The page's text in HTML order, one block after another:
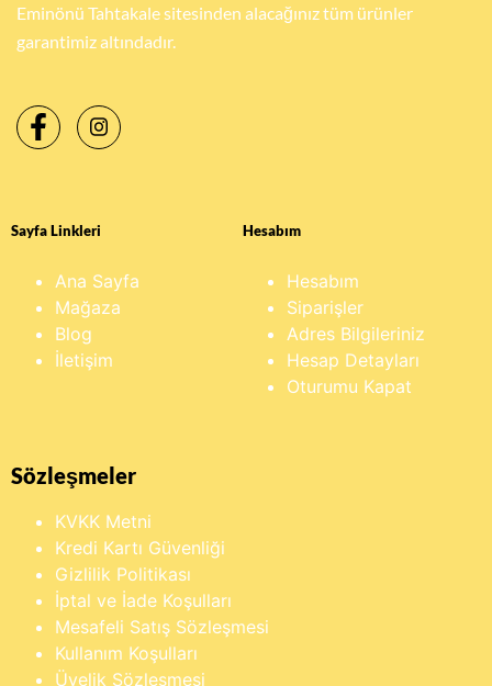
Eminönü Tahtakale sitesinden alacağınız tüm ürünler
garantimiz altındadır.
Sayfa Linkleri
Ana Sayfa
Mağaza
Blog
İletişim
Hesabım
Hesabım
Siparişler
Adres Bilgileriniz
Hesap Detayları
Oturumu Kapat
Sözleşmeler
KVKK Metni
Kredi Kartı Güvenliği
Gizlilik Politikası
İptal ve İade Koşulları
Mesafeli Satış Sözleşmesi
Kullanım Koşulları
Üyelik Sözleşmesi